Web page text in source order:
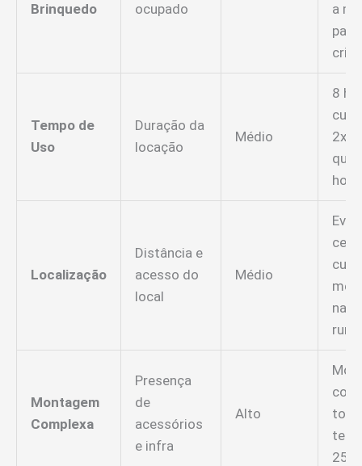
Brinquedo
ocupado
a
para
Tempo de
Uso
Duração da
locação
Médio
8
2x
que
Localização
Distância e
acesso do
local
Médio
na
rural
Montagem
Complexa
Presença
de
acessórios
e infra
Alto
com
tem